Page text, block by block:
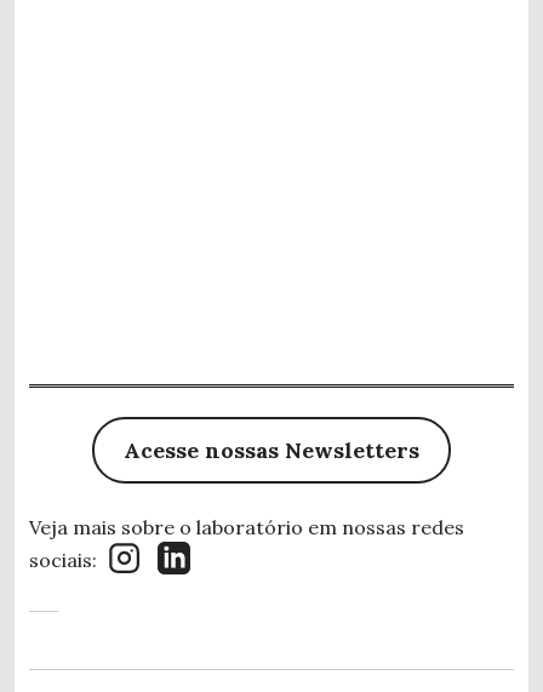
Acesse nossas Newsletters
Veja mais sobre o laboratório em nossas redes
sociais: